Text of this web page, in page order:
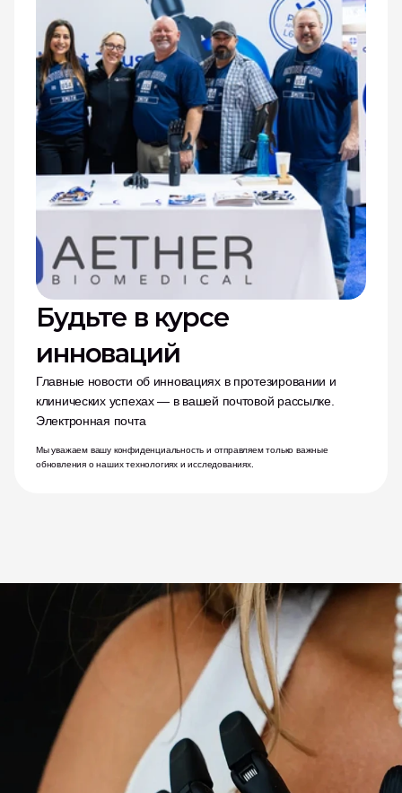
Будьте в курсе
инноваций
Главные новости об инновациях в протезировании и
клинических успехах — в вашей почтовой рассылке.
Электронная почта
Мы уважаем вашу конфиденциальность и отправляем только важные
обновления о наших технологиях и исследованиях.